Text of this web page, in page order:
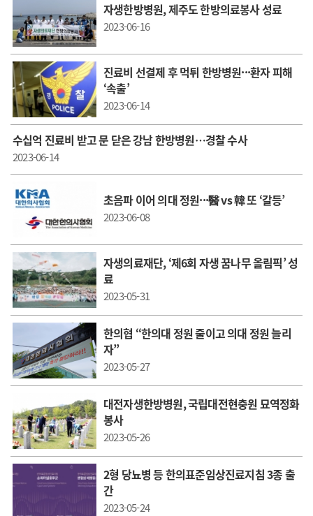
자생한방병원, 제주도 한방의료봉사 성료
2023-06-16
진료비 선결제 후 먹튀 한방병원···환자 피해
‘속출’
2023-06-14
수십억 진료비 받고 문 닫은 강남 한방병원…경찰 수사
2023-06-14
초음파 이어 의대 정원···醫 vs 韓 또 ‘갈등’
2023-06-08
자생의료재단, ‘제6회 자생 꿈나무 올림픽’ 성
료
2023-05-31
한의협 “한의대 정원 줄이고 의대 정원 늘리
자”
2023-05-27
대전자생한방병원, 국립대전현충원 묘역정화
봉사
2023-05-26
2형 당뇨병 등 한의표준임상진료지침 3종 출
간
2023-05-24